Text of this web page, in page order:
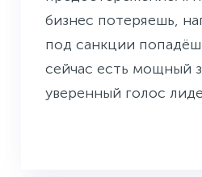
бизнес потеряешь,
под санкции
сейчас есть мощный
уверенный голос
остальных. Тот, кто